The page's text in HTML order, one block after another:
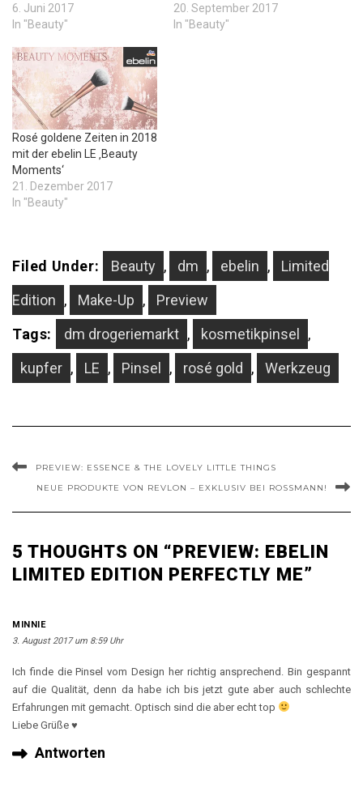
6. Juni 2017
In "Beauty"
20. September 2017
In "Beauty"
Rosé goldene Zeiten in 2018
mit der ebelin LE ‚Beauty
Moments‘
21. Dezember 2017
In "Beauty"
Filed Under: Beauty , dm , ebelin ,
Limited
Edition , Make-Up ,
Preview
Tags:
dm drogeriemarkt , kosmetikpinsel
,
kupfer , LE , Pinsel , rosé gold , Werkzeug
PREVIEW: ESSENCE & THE LOVELY LITTLE THINGS
NEUE PRODUKTE VON REVLON – EXKLUSIV BEI ROSSMANN!
5 THOUGHTS ON “PREVIEW: EBELIN
LIMITED EDITION PERFECTLY ME”
MINNIE
3. August 2017 um 8:59 Uhr
Ich finde die Pinsel vom Design her richtig ansprechend. Bin gespannt
auf die Qualität, denn da habe ich bis jetzt gute aber auch schlechte
Erfahrungen mit gemacht. Optisch sind die aber echt top
Liebe Grüße ♥
Antworten